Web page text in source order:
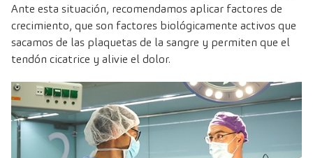
Ante esta situación, recomendamos aplicar factores de
crecimiento, que son factores biológicamente activos que
sacamos de las plaquetas de la sangre y permiten que el
tendón cicatrice y alivie el dolor.